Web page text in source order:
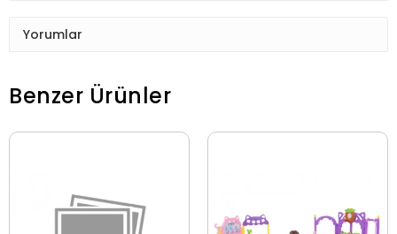
Yorumlar
Benzer Ürünler